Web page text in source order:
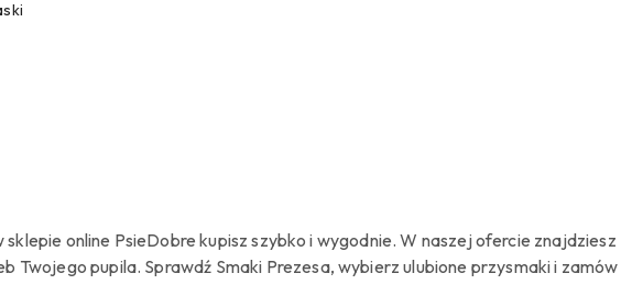
online PsieDobre kupisz szybko i wygodnie. W naszej ofercie znajdziesz
Twojego pupila. Sprawdź Smaki Prezesa, wybierz ulubione przysmaki i zamów